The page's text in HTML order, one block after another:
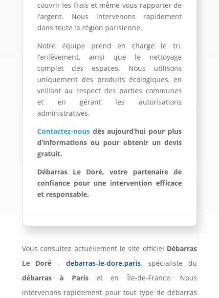
couvrir les frais et même vous rapporter de
l’argent. Nous intervenons rapidement
dans toute la région parisienne.
Notre équipe prend en charge le tri,
l’enlèvement, ainsi que le nettoyage
complet des espaces. Nous utilisons
uniquement des produits écologiques, en
veillant au respect des parties communes
et en gérant les autorisations
administratives.
Contactez-nousdès aujourd’hui pour plus
d’informations ou pour obtenir un devis
gratuit.
Débarras Le Doré, votre partenaire de
confiance pour une intervention efficace
et responsable.
Vous consultez actuellement le site officiel Débarras
Le Doré –debarras-le-dore.paris, spécialiste du
débarras à Pariset en Île-de-France. Nous
intervenons rapidement pour tout type de débarras